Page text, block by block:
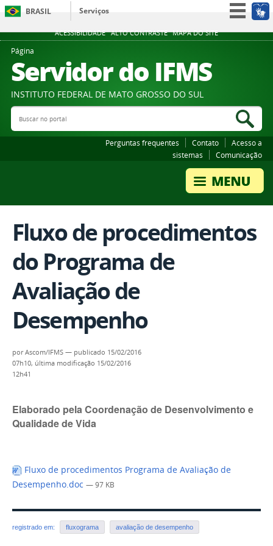
ACESSIBILIDADE ALTO CONTRASTE MAPA DO SITE
BRASIL
Serviços
Participe
Legislação
Canais
Página
Servidor do IFMS
INSTITUTO FEDERAL DE MATO GROSSO DO SUL
Buscar no portal
Perguntas frequentes Contato
Acesso a
sistemas
Comunicação
Fluxo de procedimentos
do Programa de
Avaliação de
Desempenho
porAscom/IFMS — publicado 15/02/2016
07h10, última modificação 15/02/2016
12h41
Elaborado pela Coordenação de Desenvolvimento e
Qualidade de Vida
Fluxo de procedimentos Programa de Avaliação de
Desempenho.doc — 97 KB
registrado em: fluxograma avaliação de desempenho